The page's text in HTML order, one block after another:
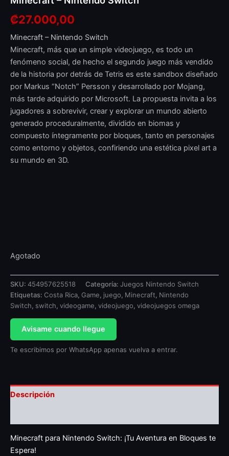
₡27.000,00
Minecraft – Nintendo Switch
Minecraft, más que un simple videojuego, es todo un
fenómeno social, de hecho el segundo juego más vendido
de la historia por detrás de Tetris es este sandbox diseñado
por Markus “Notch” Persson y desarrollado por Mojang,
más tarde adquirido por Microsoft. La propuesta invita a los
jugadores a sobrevivir, crear y explorar un mundo abierto
generado proceduralmente, dividido en biomas y
compuesto íntegramente por bloques, tanto en personajes
como entorno y objetos, confiriendo una estética pixel art a
su mundo en 3D.
Agotado
SKU: 454957625518 Categoría: Juegos Nintendo Switch
Etiquetas: Costa Rica, Game, juego, Minecraft, Nintendo
Switch, switch, videogame, videojuego, videojuegos omega
Avisame cuando llegue
Te escribimos por WhatsApp apenas vuelva a entrar.
Descripción
Minecraft para Nintendo Switch: ¡Tu Aventura en Bloques te
Espera!